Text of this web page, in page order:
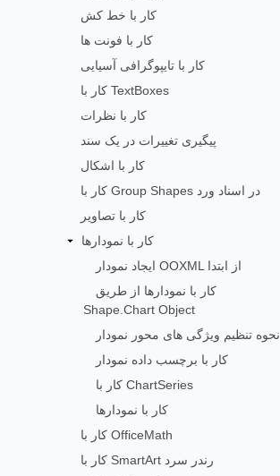
کار با خط کش
کار با فونت ها
کار با تایپوگرافی آسیایی
کار با TextBoxes
کار با نظرات
پیگیری تغییرات در یک سند
کار با اشکال
کار با Group Shapes در اسناد ورد
کار با تصاویر
کار با نمودارها
ایجاد نمودار OOXML از ابتدا
کار با نمودارها از طریق
Shape.Chart Object
نحوه تنظیم ویژگی های محور نمودار
کار با برچسب داده نمودار
کار با ChartSeries
کار با نمودارها
کار با OfficeMath
کار با SmartArt رندر سرد